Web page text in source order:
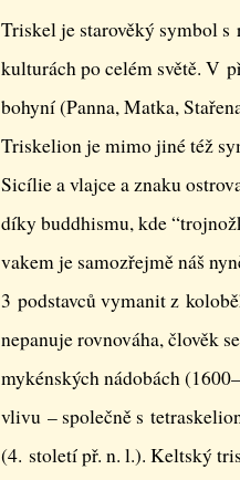
Triskel je starověký symbol
kulturách po celém světě. V
bohyní (Panna, Matka,
Triskelion je mimo jiné též
Sicílie a vlajce a znaku
díky buddhismu, kde
vakem je samozřejmě náš
3 podstavců vymanit z
nepanuje rovnováha, člověk
mykénských nádobách
vlivu – společně s
(4. století př. n. l.). Keltský